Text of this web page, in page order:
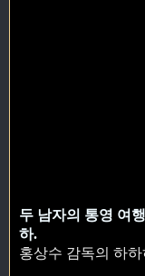
두 남자의 통영 여
하.
홍상수 감독의 하하